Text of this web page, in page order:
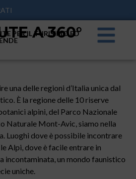
A 360°
PER IL TURISIMO ED
una delle regioni d’Italia unica dal
È la regione delle 10 riserve
alpini, del Parco Nazionale
Naturale Mont-Avic, siamo nella
Luoghi dove è possibile incontrare
Alpi, dove è facile entrare in
incontaminata, un mondo faunistico
uniche.